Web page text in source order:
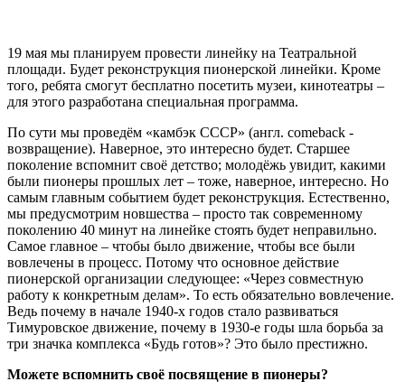
19 мая мы планируем провести линейку на Театральной
площади. Будет реконструкция пионерской линейки. Кроме
того, ребята смогут бесплатно посетить музеи, кинотеатры –
для этого разработана специальная программа.
По сути мы проведём «камбэк СССР» (англ. comeback -
возвращение). Наверное, это интересно будет. Старшее
поколение вспомнит своё детство; молодёжь увидит, какими
были пионеры прошлых лет – тоже, наверное, интересно. Но
самым главным событием будет реконструкция. Естественно,
мы предусмотрим новшества – просто так современному
поколению 40 минут на линейке стоять будет неправильно.
Самое главное – чтобы было движение, чтобы все были
вовлечены в процесс. Потому что основное действие
пионерской организации следующее: «Через совместную
работу к конкретным делам». То есть обязательно вовлечение.
Ведь почему в начале 1940-х годов стало развиваться
Тимуровское движение, почему в 1930-е годы шла борьба за
три значка комплекса «Будь готов»? Это было престижно.
Можете вспомнить своё посвящение в пионеры?